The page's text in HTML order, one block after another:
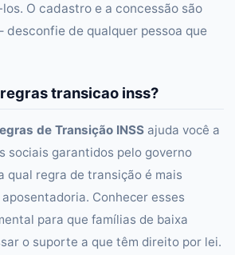
O cadastro e a concessão são
de qualquer pessoa que
transicao inss?
de Transição INSS ajuda você a
sociais garantidos pelo governo
qual regra de transição é mais
Conhecer esses
para que famílias de baixa
o suporte a que têm direito por lei.